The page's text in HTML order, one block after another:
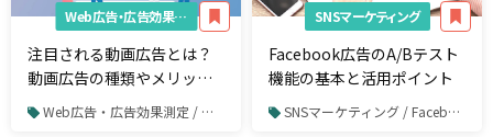
Web広告・広告効果測定
注目される動画広告とは？
動画広告の種類やメリッ
ト、媒体ごとの特徴を解
Web広告・広告効果測定 / 動画広告
SNSマーケティング
Facebook広告のA/Bテスト
機能の基本と活用ポイント
SNSマーケティング / Facebook / Facebook広告